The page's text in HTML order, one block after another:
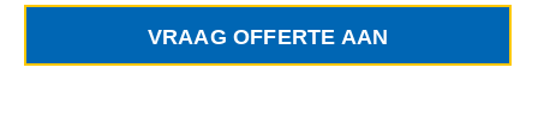
VRAAG OFFERTE AAN